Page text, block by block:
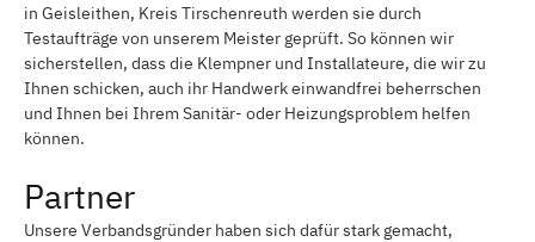
in Geisleithen, Kreis Tirschenreuth werden sie durch
Testaufträge von unserem Meister geprüft. So können wir
sicherstellen, dass die Klempner und Installateure, die wir zu
Ihnen schicken, auch ihr Handwerk einwandfrei beherrschen
und Ihnen bei Ihrem Sanitär- oder Heizungsproblem helfen
können.
Partner
Unsere Verbandsgründer haben sich dafür stark gemacht,